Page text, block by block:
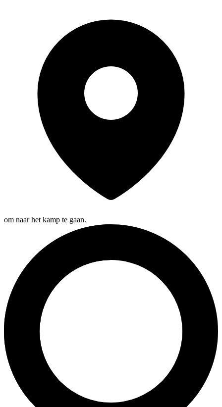
om naar het kamp te gaan.